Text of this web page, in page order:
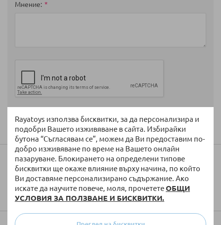
Rayatoys използва бисквитки, за да персонализира и
подобри Вашето изживяване в сайта. Избирайки
бутона “Съгласявам се”, можем да Ви предоставим по-
добро изживяване по време на Вашето онлайн
пазаруване. Блокирането на определени типове
бисквитки ще окаже влияние върху начина, по който
Ви доставяме персонализирано съдържание. Ако
искате да научите повече, моля, прочететеОБЩИ
УСЛОВИЯ ЗА ПОЛЗВАНЕ И БИСКВИТКИ.
Мнение
Изпратете
Колко ще струва доставката?